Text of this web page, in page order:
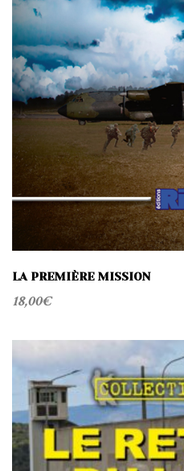
LA PREMIÈRE MISSION
18,00€